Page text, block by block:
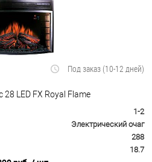
Под заказ (10-12 дней)
28 LED FX Royal Flame
1-2
Электрический очаг
288
18.7